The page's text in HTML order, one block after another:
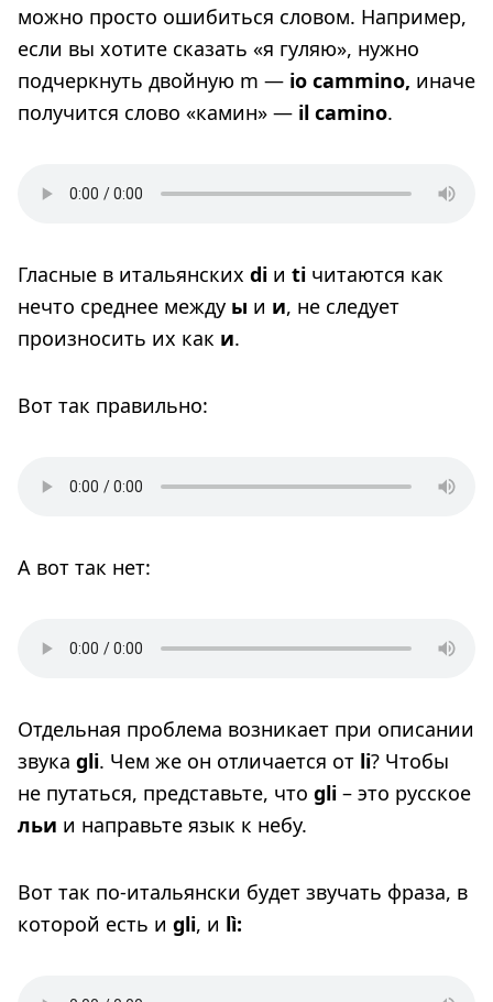
можно просто ошибиться словом. Например,
если вы хотите сказать «я гуляю», нужно
подчеркнуть двойную m — io cammino, иначе
получится слово «камин» — il camino.
Гласные в итальянских di и ti читаются как
нечто среднее между ы и и, не следует
произносить их как и.
Вот так правильно:
А вот так нет:
Отдельная проблема возникает при описании
звука gli. Чем же он отличается от li? Чтобы
не путаться, представьте, что gli – это русское
льи и направьте язык к небу.
Вот так по-итальянски будет звучать фраза, в
которой есть и gli, и lì: